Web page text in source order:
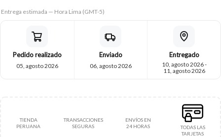
Entrega estimada — Hora Lima (GMT-5)
Pedido realizado
05, agosto 2026
Enviado
06, agosto 2026
Entregado
10, agosto 2026 -
11, agosto 2026
TIENDA
PERUANA
TRANSACCIONES
SEGURAS
ENVÍOS EN
24 HORAS
TODAS LAS
TARJETAS